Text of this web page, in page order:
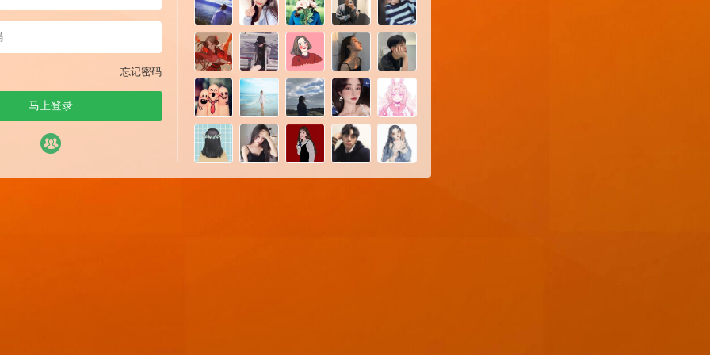
忘记密码
马上登录